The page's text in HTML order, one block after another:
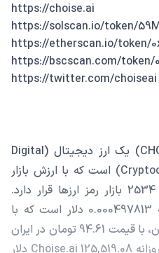
https://choise.ai
https://twitter.com/choiseai
Choise.ai با نماد اختصاری (CHO) یک ارز دیجیتال (Digital
Currency) یا رمزارز (Cryptocurrency) است که با ارزش بازار
حدود 161,627.79 دلار در رتبه 2534 بازار رمز ارزها قرار دارد.
قیمت Choise.ai در این لحظه 0.000497813 دلار است که با
احتساب قیمت تتر 0.9995 تومان، با قیمت 94.61 تومان در ایران
معامله می‌شود. حجم معاملات روزانه Choise.ai 125,519.08 دلار